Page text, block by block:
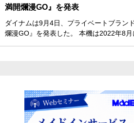
満開爛漫GO』を発表
ダイナムは9月4日、プライベートブラン
爛漫GO』を発表した。 本機は2022年8月